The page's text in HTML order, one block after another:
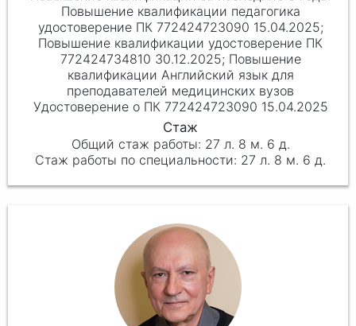
Повышение квалификации педагогика
удостоверение ПК 772424723090 15.04.2025;
Повышение квалификации удостоверение ПК
772424734810 30.12.2025; Повышение
квалификации Английский язык для
преподавателей медицинских вузов
Удостоверение о ПК 772424723090 15.04.2025
27 л. 8 м. 6 д.
27 л. 8 м. 6 д.